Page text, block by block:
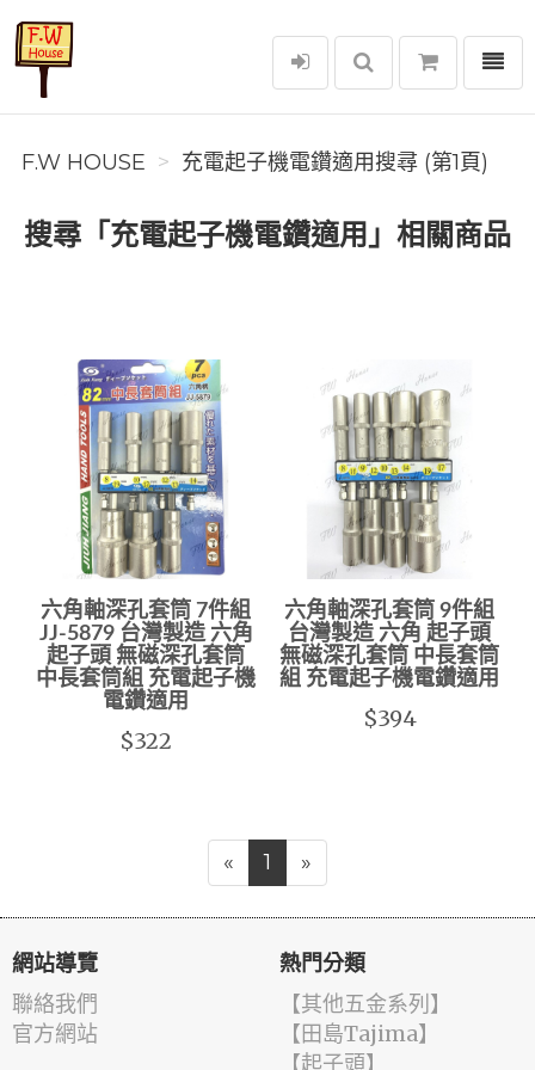
F.W House
選單
F.W HOUSE 充電起子機電鑽適用搜尋 (第1頁)
搜尋「充電起子機電鑽適用」相關商品
六角軸深孔套筒 7件組
JJ-5879 台灣製造 六角
起子頭 無磁深孔套筒
中長套筒組 充電起子機
電鑽適用
$322
六角軸深孔套筒 9件組
台灣製造 六角 起子頭
無磁深孔套筒 中長套筒
組 充電起子機電鑽適用
$394
« 1 »
網站導覽
聯絡我們
官方網站
熱門分類
【其他五金系列】
【田島Tajima】
【起子頭】